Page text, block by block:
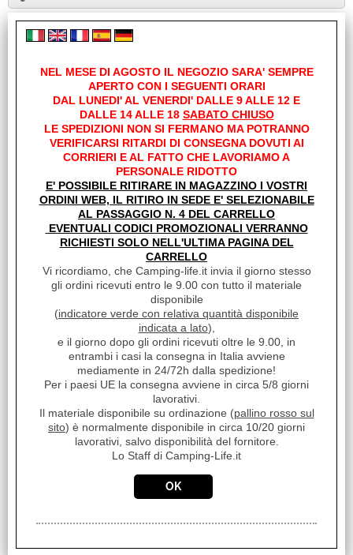
Set addizionale di 2 copri braccioli. Colore Grigio
Links
Sito Euro Accessoires Italia
I clienti che hanno acquistato questo prodotto,
hanno scelto anche questi articoli
COPRISEDILI FODERE
IMBOTTITE ECOPELLE
GRIGIO COPPIA PER
DUCATO X250 DAL 2006
AL 2014
€ 231,80 Sconto 5.9%
€218,20
Iva inclusa
NEL MESE DI AGOSTO IL NEGOZIO SARA' SEMPRE
APERTO CON I SEGUENTI ORARI
DAL LUNEDI' AL VENERDI' DALLE 9 ALLE 12 E
DALLE 14 ALLE 18 SABATO CHIUSO
LE SPEDIZIONI NON SI FERMANO MA POTRANNO
VERIFICARSI RITARDI DI CONSEGNA DOVUTI AI
CORRIERI E AL FATTO CHE LAVORIAMO A
PERSONALE RIDOTTO
E' POSSIBILE RITIRARE IN MAGAZZINO I VOSTRI
ORDINI WEB, IL RITIRO IN SEDE E' SELEZIONABILE
AL PASSAGGIO N. 4 DEL CARRELLO
EVENTUALI CODICI PROMOZIONALI VERRANNO
RICHIESTI SOLO NELL'ULTIMA PAGINA DEL
CARRELLO
Vi ricordiamo, che Camping-life.it invia il giorno stesso
gli ordini ricevuti entro le 9.00 con tutto il materiale
disponibile
(indicatore verde con relativa quantità disponibile
indicata a lato),
e il giorno dopo gli ordini ricevuti oltre le 9.00, in
entrambi i casi la consegna in Italia avviene
mediamente in 24/72h dalla spedizione!
Per i paesi UE la consegna avviene in circa 5/8 giorni
lavorativi.
Il materiale disponibile su ordinazione (pallino rosso sul
sito) è normalmente disponibile in circa 10/20 giorni
lavorativi, salvo disponibilità del fornitore.
Lo Staff di Camping-Life.it